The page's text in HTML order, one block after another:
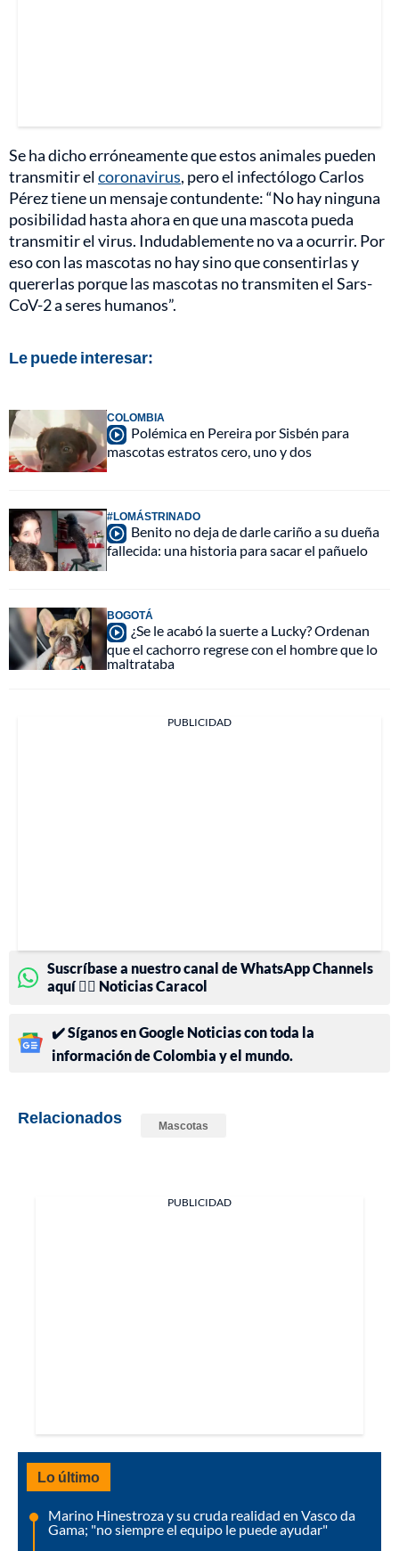
Se ha dicho erróneamente que estos animales pueden
transmitir elcoronavirus, pero el infectólogo Carlos
Pérez tiene un mensaje contundente: “No hay ninguna
posibilidad hasta ahora en que una mascota pueda
transmitir el virus. Indudablemente no va a ocurrir. Por
eso con las mascotas no hay sino que consentirlas y
quererlas porque las mascotas no transmiten el Sars-
CoV-2 a seres humanos”.
Le puede interesar:
COLOMBIA
Polémica en Pereira por Sisbén para
mascotas estratos cero, uno y dos
#LOMÁSTRINADO
Benito no deja de darle cariño a su dueña
fallecida: una historia para sacar el pañuelo
BOGOTÁ
¿Se le acabó la suerte a Lucky? Ordenan
que el cachorro regrese con el hombre que lo
maltrataba
PUBLICIDAD
Suscríbase a nuestro canal de WhatsApp Channels
aquí 👉🏻 Noticias Caracol
✔️ Síganos en Google Noticias con toda la
información de Colombia y el mundo.
Relacionados Mascotas
PUBLICIDAD
Lo último
Marino Hinestroza y su cruda realidad en Vasco da
Gama; "no siempre el equipo le puede ayudar"